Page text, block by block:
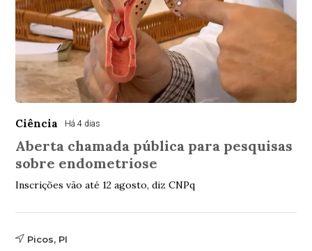
Ciência Há 4 dias
Aberta chamada pública para pesquisas
sobre endometriose
Inscrições vão até 12 agosto, diz CNPq
Picos, PI